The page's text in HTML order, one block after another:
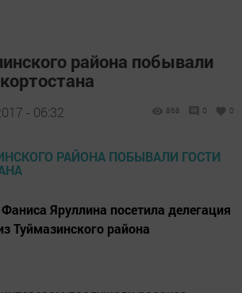
района побывали
- 06:32 868 0 0
Яруллина посетила делегация
Туймазинского района